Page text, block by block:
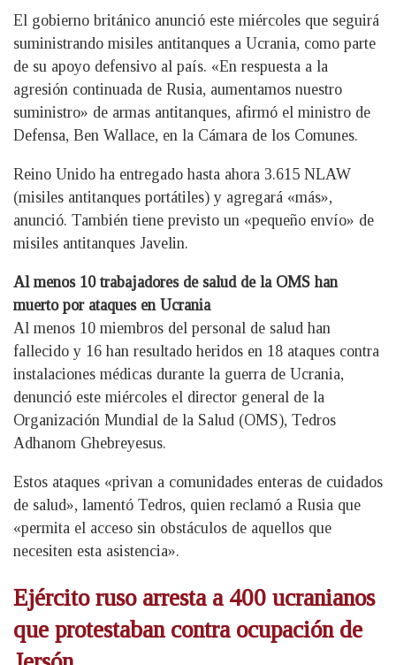
El gobierno británico anunció este miércoles que seguirá
suministrando misiles antitanques a Ucrania, como parte
de su apoyo defensivo al país. «En respuesta a la
agresión continuada de Rusia, aumentamos nuestro
suministro» de armas antitanques, afirmó el ministro de
Defensa, Ben Wallace, en la Cámara de los Comunes.
Reino Unido ha entregado hasta ahora 3.615 NLAW
(misiles antitanques portátiles) y agregará «más»,
anunció. También tiene previsto un «pequeño envío» de
misiles antitanques Javelin.
Al menos 10 trabajadores de salud de la OMS han
muerto por ataques en Ucrania
Al menos 10 miembros del personal de salud han
fallecido y 16 han resultado heridos en 18 ataques contra
instalaciones médicas durante la guerra de Ucrania,
denunció este miércoles el director general de la
Organización Mundial de la Salud (OMS), Tedros
Adhanom Ghebreyesus.
Estos ataques «privan a comunidades enteras de cuidados
de salud», lamentó Tedros, quien reclamó a Rusia que
«permita el acceso sin obstáculos de aquellos que
necesiten esta asistencia».
Ejército ruso arresta a 400 ucranianos
que protestaban contra ocupación de